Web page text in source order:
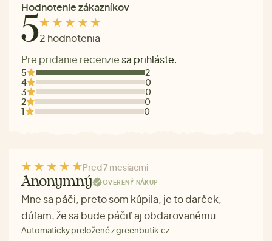
Hodnotenie zákazníkov
52 hodnotenia
Pre pridanie recenzie sa prihláste.
5
2
4
0
3
0
2
0
1
0
Pred 7 mesiacmi
Anonymný OVERENÝ NÁKUP
Mne sa páči, preto som kúpila, je to darček,
dúfam, že sa bude páčiť aj obdarovanému.
Automaticky preložené z greenbutik.cz